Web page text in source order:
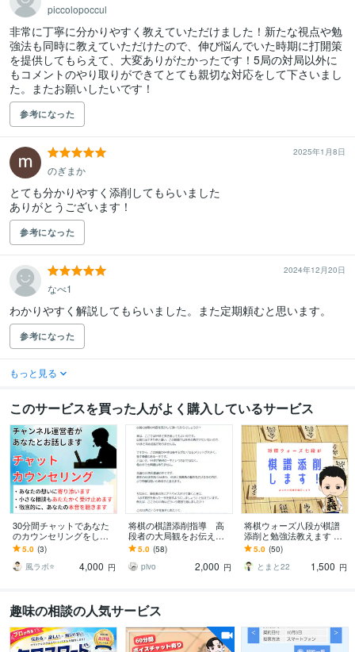
piccolopoccul
非常に丁寧に分かりやすく教えていただけました！新たな視点や勉
強法も同時に教えていただけたので、伸び悩んでいた時期に打開策
を提供してもらえて、大変ありがたかったです！5局の対局以外に
もコメントのやり取りができてとても親切な対応をして下さいまし
た。またお願いしたいです！
参考になった
2025年1月8日
のぎまか
とても分かりやすく添削してもらいました
ありがとうございます！
参考になった
2024年12月20日
なべ1
わかりやすく解説してもらいました。また定期頼むと思います。
参考になった
もっと見る
このサービスを買った人がよく購入しているサービス
30分間チャットであなた
のカウンセリングをしま
す YouTubeチャンネル運
営者による、気軽なリア
タイチャット
5.0 (3)
風ラボ⭐️
4,000 円
将棋の棋譜添削指導 高
段者の大局観をお伝えし
ます ネット将棋六段の私
から、強くなるための考
え方を伝授します
5.0 (58)
pivo
2,000 円
将棋ウォーズ八段が棋譜
添削と勉強法教えます 一
局だけでも劇的な変化を
体感してください。
5.0 (50)
とまと22
1,500 円
趣味の相談の人気サービス